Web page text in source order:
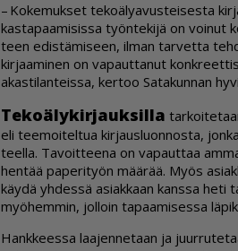
– Ko­ke­muk­set te­ko­ä­ly­a­vus­tei­ses­ta
kas­ta­paa­mi­sis­sa työn­te­ki­jä on voi­nut
teen edis­tä­mi­seen, il­man tar­vet­ta
kir­jaa­mi­nen on va­paut­ta­nut
a­kas­ti­lan­teis­sa, ker­too Sa­ta­kun­nan
Te­ko­ä­ly­kir­jauk­sil­la
eli tee­moi­tel­tua kir­jaus­luon­nos­ta,
teel­la. Ta­voit­tee­na on va­paut­taa
hen­tää pa­pe­ri­työn mää­rää. Myös
käy­dä yh­des­sä asi­ak­kaan kans­sa
myö­hem­min, jol­loin ta­paa­mi­ses­sa
Hank­kees­sa laa­jen­ne­taan ja